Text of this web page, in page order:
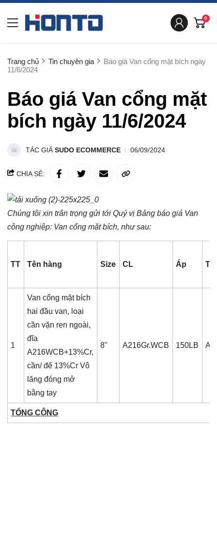
0
Trang chủ Tin chuyên gia
Báo giá Van cổng mặt bích ngày
11/6/2024
Báo giá Van cổng mặt
bích ngày 11/6/2024
TÁC GIẢ SUDO ECOMMERCE 06/09/2024
CHIA SẺ:
Chúng tôi xin trân trọng gửi tới Quý vị Bảng báo giá Van
công nghiệp: Van cổng mặt bích, như sau:
TT Tên hàng Size CL Áp TC
1
Van cổng mặt bích
hai đầu van, loại
cần vặn ren ngoài,
đĩa
A216WCB+13%Cr,
cần/ đế 13%Cr Vô
lăng đóng mở
bằng tay
8" A216Gr.WCB 150LB
TỔNG CỘNG